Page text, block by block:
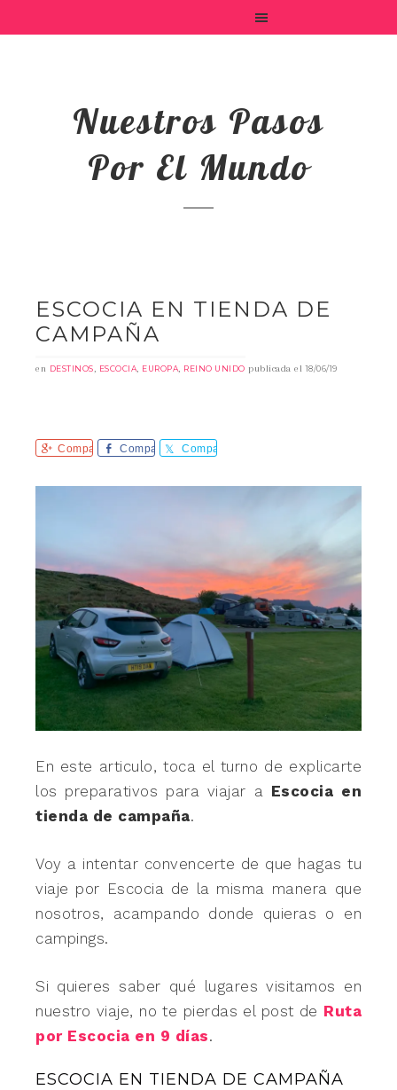
Nuestros Pasos
Por El Mundo
ESCOCIA EN TIENDA DE
CAMPAÑA
en DESTINOS, ESCOCIA, EUROPA, REINO UNIDO publicada el18/06/19
Comparte Comparte Comparte
En este articulo, toca el turno de explicarte
los preparativos para viajar a Escocia en
tienda de campaña.
Voy a intentar convencerte de que hagas tu
viaje por Escocia de la misma manera que
nosotros, acampando donde quieras o en
campings.
Si quieres saber qué lugares visitamos en
nuestro viaje, no te pierdas el post de Ruta
por Escocia en 9 días.
ESCOCIA EN TIENDA DE CAMPAÑA